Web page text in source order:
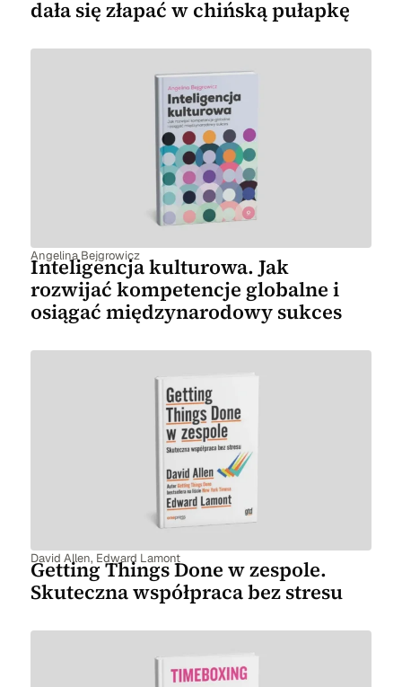
dała się złapać w chińską pułapkę
Angelina Bejgrowicz
Inteligencja kulturowa. Jak
rozwijać kompetencje globalne i
osiągać międzynarodowy sukces
David Allen, Edward Lamont
Getting Things Done w zespole.
Skuteczna współpraca bez stresu